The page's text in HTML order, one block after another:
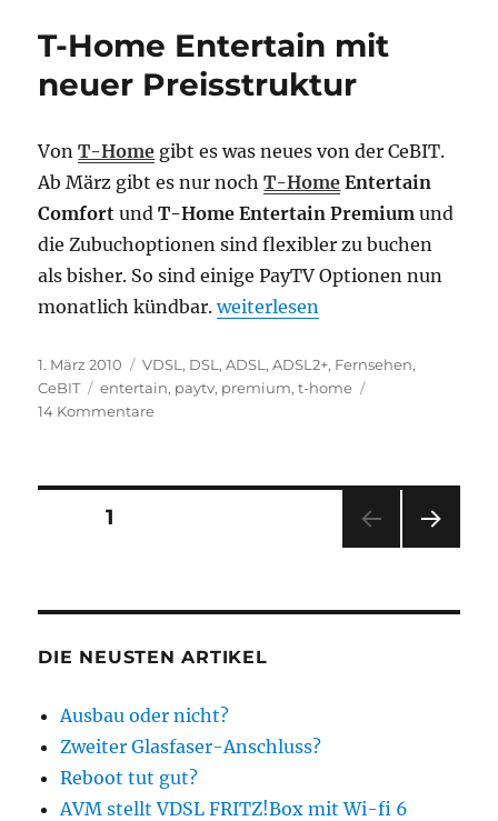
T-Home Entertain mit
neuer Preisstruktur
VonT-Home gibt es was neues von der CeBIT.
Ab März gibt es nur nochT-Home Entertain
Comfort undT-Home Entertain Premium und
die Zubuchoptionen sind flexibler zu buchen
als bisher. So sind einige PayTV Optionen nun
monatlich kündbar.„T-Home Entertain mit neuer
weiterlesen
Veröffentlicht
am
1. März 2010 Kategorien
VDSL , DSL, ADSL, ADSL2+, Fernsehen,
CeBIT
Schlagwörter
entertain, paytv, premium,t-home
14 Kommentarezu
Seitennummerierung
Beiträge
SEITE1
E
DIE NEUSTEN ARTIKEL
Ausbau oder nicht?
Zweiter Glasfaser-Anschluss?
Reboot tut gut?
AVM stellt VDSL FRITZ!Box mit Wi-fi 6